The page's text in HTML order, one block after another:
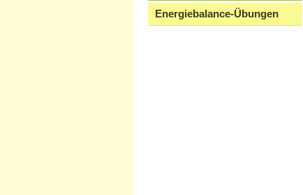
Energiebalance-Übungen